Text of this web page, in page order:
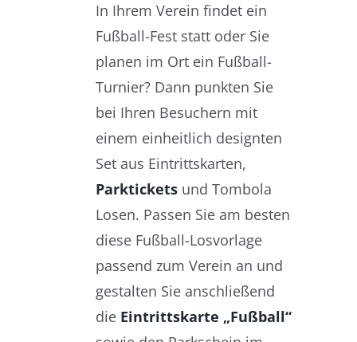
In Ihrem Verein findet ein
Fußball-Fest statt oder Sie
planen im Ort ein Fußball-
Turnier? Dann punkten Sie
bei Ihren Besuchern mit
einem einheitlich designten
Set aus Eintrittskarten,
Parktickets und Tombola
Losen. Passen Sie am besten
diese Fußball-Losvorlage
passend zum Verein an und
gestalten Sie anschließend
die Eintrittskarte „Fußball“